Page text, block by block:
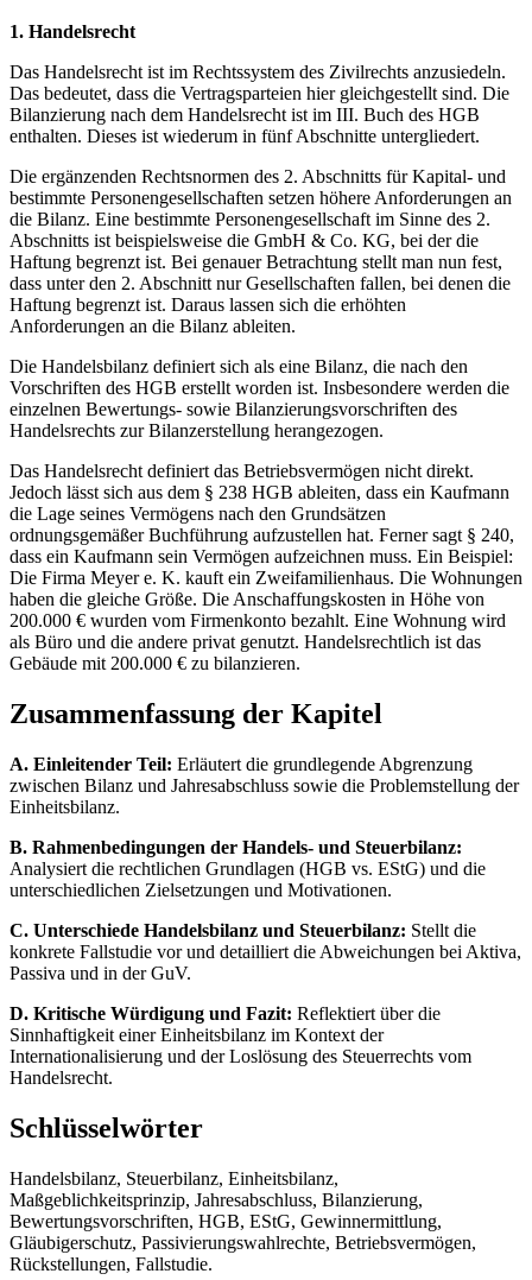
1. Handelsrecht
Das Handelsrecht ist im Rechtssystem des Zivilrechts anzusiedeln.
Das bedeutet, dass die Vertragsparteien hier gleichgestellt sind. Die
Bilanzierung nach dem Handelsrecht ist im III. Buch des HGB
enthalten. Dieses ist wiederum in fünf Abschnitte untergliedert.
Die ergänzenden Rechtsnormen des 2. Abschnitts für Kapital- und
bestimmte Personengesellschaften setzen höhere Anforderungen an
die Bilanz. Eine bestimmte Personengesellschaft im Sinne des 2.
Abschnitts ist beispielsweise die GmbH & Co. KG, bei der die
Haftung begrenzt ist. Bei genauer Betrachtung stellt man nun fest,
dass unter den 2. Abschnitt nur Gesellschaften fallen, bei denen die
Haftung begrenzt ist. Daraus lassen sich die erhöhten
Anforderungen an die Bilanz ableiten.
Die Handelsbilanz definiert sich als eine Bilanz, die nach den
Vorschriften des HGB erstellt worden ist. Insbesondere werden die
einzelnen Bewertungs- sowie Bilanzierungsvorschriften des
Handelsrechts zur Bilanzerstellung herangezogen.
Das Handelsrecht definiert das Betriebsvermögen nicht direkt.
Jedoch lässt sich aus dem § 238 HGB ableiten, dass ein Kaufmann
die Lage seines Vermögens nach den Grundsätzen
ordnungsgemäßer Buchführung aufzustellen hat. Ferner sagt § 240,
dass ein Kaufmann sein Vermögen aufzeichnen muss. Ein Beispiel:
Die Firma Meyer e. K. kauft ein Zweifamilienhaus. Die Wohnungen
haben die gleiche Größe. Die Anschaffungskosten in Höhe von
200.000 € wurden vom Firmenkonto bezahlt. Eine Wohnung wird
als Büro und die andere privat genutzt. Handelsrechtlich ist das
Gebäude mit 200.000 € zu bilanzieren.
Zusammenfassung der Kapitel
A. Einleitender Teil: Erläutert die grundlegende Abgrenzung
zwischen Bilanz und Jahresabschluss sowie die Problemstellung der
Einheitsbilanz.
B. Rahmenbedingungen der Handels- und Steuerbilanz:
Analysiert die rechtlichen Grundlagen (HGB vs. EStG) und die
unterschiedlichen Zielsetzungen und Motivationen.
C. Unterschiede Handelsbilanz und Steuerbilanz: Stellt die
konkrete Fallstudie vor und detailliert die Abweichungen bei Aktiva,
Passiva und in der GuV.
D. Kritische Würdigung und Fazit: Reflektiert über die
Sinnhaftigkeit einer Einheitsbilanz im Kontext der
Internationalisierung und der Loslösung des Steuerrechts vom
Handelsrecht.
Schlüsselwörter
Handelsbilanz, Steuerbilanz, Einheitsbilanz,
Maßgeblichkeitsprinzip, Jahresabschluss, Bilanzierung,
Bewertungsvorschriften, HGB, EStG, Gewinnermittlung,
Gläubigerschutz, Passivierungswahlrechte, Betriebsvermögen,
Rückstellungen, Fallstudie.